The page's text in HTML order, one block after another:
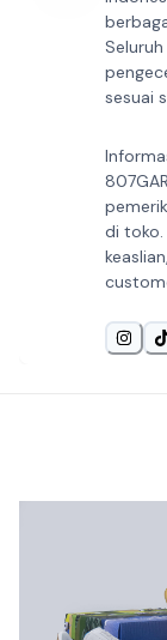
sesuai
di